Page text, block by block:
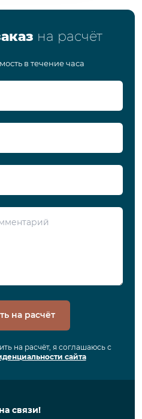
на расчёт
в течение часа
на расчёт
на расчёт, я соглашаюсь с
сайта
связи!